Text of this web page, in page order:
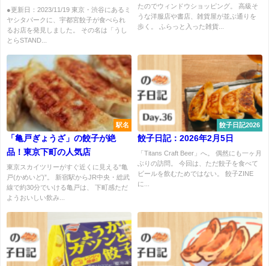
能！
●更新日：2023/11/19 東京・渋谷にあるミ
ヤシタパークに、宇都宮餃子が食べられ
るお店を発見しました。 その名は「うし
とらSTAND...
たのでウィンドウショッピング。 高級そ
うな洋服店や書店、雑貨屋が並ぶ通りを
歩く。 ふらっと入った雑貨...
駅名
「亀戸ぎょうざ」の餃子が絶
品！東京下町の人気店
東京スカイツリーがすぐ近くに見える“亀
戸(かめいど)”。 新宿駅からJR中央・総武
線で約30分でいける亀戸は、 下町感ただ
ようおいしい飲み...
餃子日記2026
餃子日記：2026年2月5日
「Titans Craft Beer」へ。 偶然にも一ヶ月
ぶりの訪問。 今回は、ただ餃子を食べて
ビールを飲むためではない。 餃子ZINE
に...